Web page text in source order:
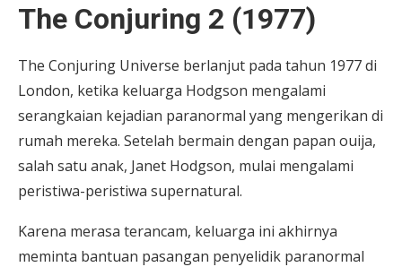
The Conjuring 2 (1977)
The Conjuring Universe berlanjut pada tahun 1977 di
London, ketika keluarga Hodgson mengalami
serangkaian kejadian paranormal yang mengerikan di
rumah mereka. Setelah bermain dengan papan ouija,
salah satu anak, Janet Hodgson, mulai mengalami
peristiwa-peristiwa supernatural.
Karena merasa terancam, keluarga ini akhirnya
meminta bantuan pasangan penyelidik paranormal